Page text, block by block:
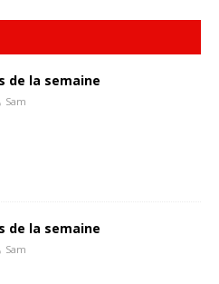
de la semaine
Sam
de la semaine
Sam